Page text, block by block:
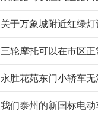
关于万象城附近红绿
三轮摩托可以在市区正
永胜花苑东门小轿车
我们泰州的新国标电